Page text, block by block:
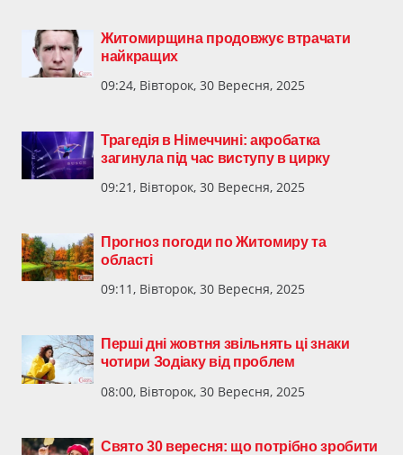
Житомирщина продовжує втрачати
найкращих
09:24, Вівторок, 30 Вересня, 2025
Трагедія в Німеччині: акробатка
загинула під час виступу в цирку
09:21, Вівторок, 30 Вересня, 2025
Прогноз погоди по Житомиру та
області
09:11, Вівторок, 30 Вересня, 2025
Перші дні жовтня звільнять ці знаки
чотири Зодіаку від проблем
08:00, Вівторок, 30 Вересня, 2025
Свято 30 вересня: що потрібно зробити